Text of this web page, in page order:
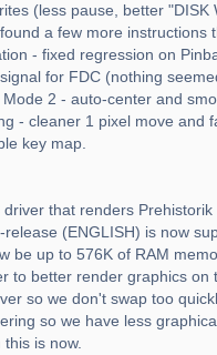
(less pause, better "DISK
a few more instructions
- fixed regression on
for FDC (nothing
2 - auto-center and
- cleaner 1 pixel move and
key map.
that renders
(ENGLISH) is now
be up to 576K of RAM
to better render graphics on
so we don't swap too
so we have less
is now.